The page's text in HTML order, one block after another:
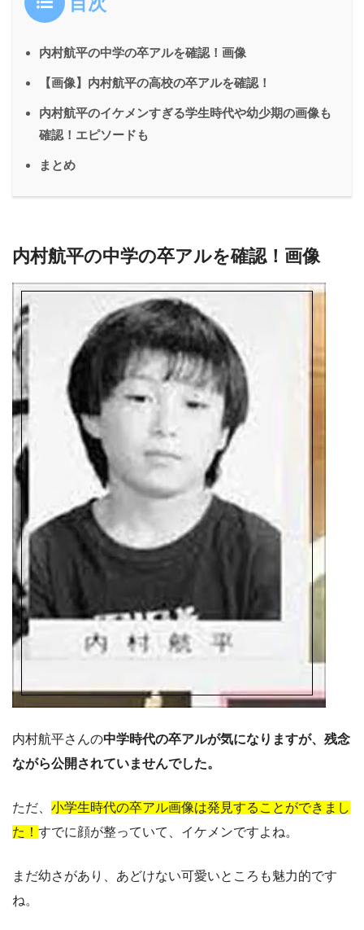
内村航平の中学の卒アルを確認！画像
【画像】内村航平の高校の卒アルを確認！
内村航平のイケメンすぎる学生時代や幼少期の画像も
確認！エピソードも
まとめ
内村航平の中学の卒アルを確認！画像
内村航平さんの中学時代の卒アルが気になりますが、残念
ながら公開されていませんでした。
ただ、 小学生時代の卒アル画像は発見することができまし
た！ すでに顔が整っていて、イケメンですよね。
まだ幼さがあり、あどけない可愛いところも魅力的です
ね。